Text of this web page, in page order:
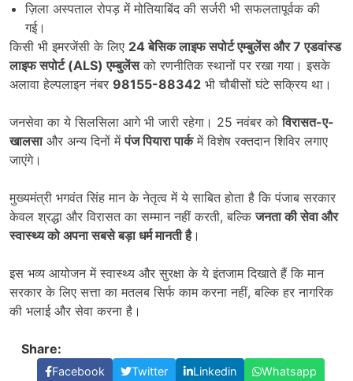
ज़िला अस्पताल रोपड़ में मोतियाबिंद की सर्जरी भी सफलतापूर्वक की
गई।
किसी भी इमरजेंसी के लिए 24बेसिक लाइफ सपोर्ट एम्बुलेंस और7एडवांस्ड
लाइफ सपोर्ट (ALS)एम्बुलेंसको रणनीतिक स्थानों पर रखा गया। इसके
अलावा हेल्पलाइन नंबर 98155-88342 भी चौबीसों घंटे सक्रिय था।
जनसेवा का ये सिलसिला आगे भी जारी रहेगा। 25 नवंबर कोविरासत-ए-
खालसाऔर अन्य दिनों मेंपंज पियारा पार्कमें विशेष रक्तदान शिविर लगाए
जाएंगे।
मुख्यमंत्री भगवंत सिंह मान के नेतृत्व में ये साबित होता है कि पंजाब सरकार
केवल श्रद्धा और विरासत का सम्मान नहीं करती, बल्किजनता की सेवा और
स्वास्थ्य को अपना सबसे बड़ा धर्म मानती है।
इस भव्य आयोजन में स्वास्थ्य और सुरक्षा के ये इंतजाम दिखाते हैं कि मान
सरकार के लिए सत्ता का मतलब सिर्फ काम करना नहीं, बल्कि हर नागरिक
की भलाई और सेवा करना है।
Share:
Facebook Twitter Linkedin Whatsapp